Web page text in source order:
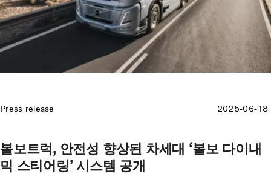
Press release 2025-06-18
볼보트럭, 안전성 향상된 차세대 ‘볼보 다이내
믹 스티어링’ 시스템 공개